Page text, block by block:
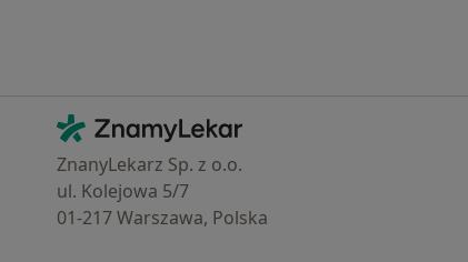
Kontakt
ZnamyLekar - Hlavní stránka
ZnanyLekarz Sp. z o.o.
ul. Kolejowa 5/7
01-217 Warszawa, Polska